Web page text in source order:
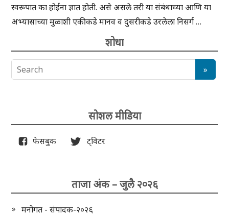
स्वरूपात का होईना ज्ञात होती. असे असले तरी या संबंधाच्या आणि या
अभ्यासाच्या मुळाशी एकीकडे मानव व दुसरीकडे उरलेला निसर्ग …
शोधा
सोशल मीडिया
फेसबुक ट्विटर
ताजा अंक – जुलै २०२६
मनोगत - संपादक-२०२६